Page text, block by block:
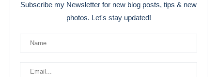
Subscribe my Newsletter for new blog posts, tips & new
photos. Let's stay updated!